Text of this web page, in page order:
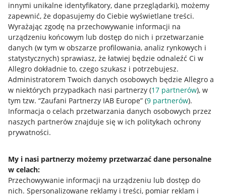
innymi unikalne identyfikatory, dane przeglądarki), możemy
zapewnić, że dopasujemy do Ciebie wyświetlane treści.
Wyrażając zgodę na przechowywanie informacji na
urządzeniu końcowym lub dostęp do nich i przetwarzanie
danych (w tym w obszarze profilowania, analiz rynkowych i
statystycznych) sprawiasz, że łatwiej będzie odnaleźć Ci w
Allegro dokładnie to, czego szukasz i potrzebujesz.
Administratorem Twoich danych osobowych będzie Allegro a
w niektórych przypadkach nasi partnerzy (17 partnerów), w
tym tzw. “Zaufani Partnerzy IAB Europe” (9 partnerów).
Informacja o celach przetwarzania danych osobowych przez
naszych partnerów znajduje się w ich politykach ochrony
prywatności.
My i nasi partnerzy możemy przetwarzać dane personalne
w celach:
Przechowywanie informacji na urządzeniu lub dostęp do
nich. Spersonalizowane reklamy i treści, pomiar reklam i
Przydatne informacje
Jak to działa
Allegro Gadane dla sprzedających
Allegro Gadane dla kupujących